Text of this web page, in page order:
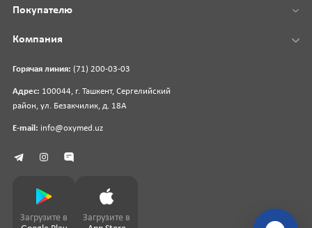
Горячая линия: (71) 200-03-03
Адрес: 100044, г. Ташкент, Сергелийский
район, ул. Безакчилик, д. 18А
E-mail: info@oxymed.uz
Покупателю
Компания
Загрузите в
Загрузите в